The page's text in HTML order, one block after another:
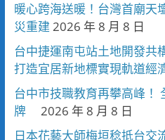
暖心跨海送暖！台灣首廟天
災重建 2026 年 8 月 8 日
台中捷運南屯站土地開發共
打造宜居新地標實現軌道經
台中市技職教育再攀高峰！
牌
2026 年 8 月 8 日
日本花藝大師梅垣稔抵台